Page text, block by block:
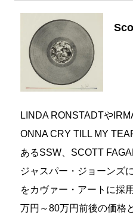
LINDA RONSTADTや
ONNA CRY TILL MY
あるSSW、SCOTT
ジャスパー・ジョーンズ
をカヴァー・アートに採
万円～80万円前後の価格